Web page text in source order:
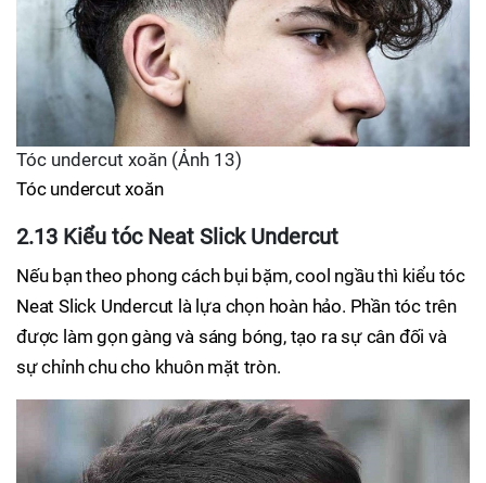
Tóc undercut xoăn (Ảnh 13)
Tóc undercut xoăn
2.13 Kiểu tóc Neat Slick Undercut
Nếu bạn theo phong cách bụi bặm, cool ngầu thì kiểu tóc
Neat Slick Undercut là lựa chọn hoàn hảo. Phần tóc trên
được làm gọn gàng và sáng bóng, tạo ra sự cân đối và
sự chỉnh chu cho khuôn mặt tròn.